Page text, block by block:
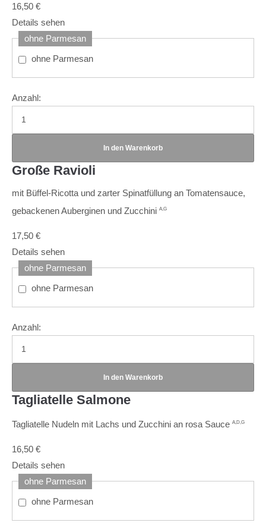
16,50 €
Details sehen
ohne Parmesan
ohne Parmesan
Anzahl:
Große Ravioli
mit Büffel-Ricotta und zarter Spinatfüllung an Tomatensauce,
gebackenen Auberginen und Zucchini A,G
17,50 €
Details sehen
ohne Parmesan
ohne Parmesan
Anzahl:
Tagliatelle Salmone
Tagliatelle Nudeln mit Lachs und Zucchini an rosa Sauce A,D,G
16,50 €
Details sehen
ohne Parmesan
ohne Parmesan